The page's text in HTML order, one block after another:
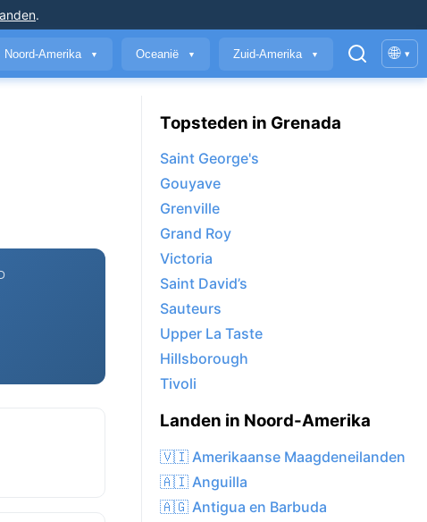
.
Noord-Amerika ▼ Oceanië ▼ Zuid-Amerika ▼ 🌐 ▾
Topsteden in Grenada
Saint George's
Gouyave
Grenville
Grand Roy
Victoria
Saint David’s
Sauteurs
Upper La Taste
Hillsborough
Tivoli
Landen in Noord-Amerika
🇻🇮 Amerikaanse Maagdeneilanden
🇦🇮 Anguilla
🇦🇬 Antigua en Barbuda